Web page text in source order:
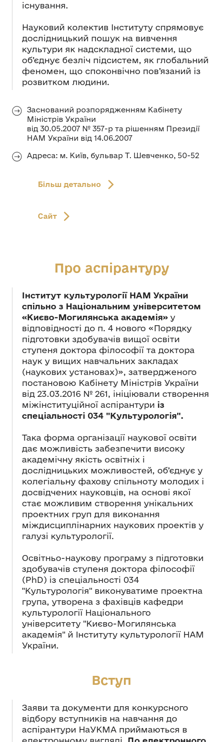
існування.
Науковий колектив Інституту спрямовує
дослідницький пошук на вивчення
культури як надскладної системи, що
об’єднує безліч підсистем, як глобальний
феномен, що споконвічно пов’язаний із
розвитком людини.
Заснований розпорядженням Кабінету
Міністрів України
від 30.05.2007 № 357-р та рішенням Президії
НАМ України від 14.06.2007
Адреса: м. Київ, бульвар Т. Шевченко, 50-52
Більш детально
Сайт
Про аспірантуру
Інститут культурології НАМ України
спільно з Національним університетом
«Києво-Могилянська академія» у
відповідності до п. 4 нового «Порядку
підготовки здобувачів вищої освіти
ступеня доктора філософії та доктора
наук у вищих навчальних закладах
(наукових установах)», затвердженого
постановою Кабінету Міністрів України
від 23.03.2016 № 261, ініціювали створення
міжінституційної аспірантури із
спеціальності 034 "Культурологія".
Така форма організації наукової освіти
дає можливість забезпечити високу
академічну якість освітніх і
дослідницьких можливостей, об’єднує у
колегіальну фахову спільноту молодих і
досвідчених науковців, на основі якої
стає можливим створення унікальних
проектних груп для виконання
міждисциплінарних наукових проектів у
галузі культурології.
Освітньо-наукову програму з підготовки
здобувачів ступеня доктора філософії
(PhD) із спеціальності 034
"Культурологія" виконуватиме проектна
група, утворена з фахівців кафедри
культурології Національного
університету "Києво-Могилянська
академія" й Інституту культурології НАМ
України.
Вступ
Заяви та документи для конкурсного
відбору вступників на навчання до
аспірантури НаУКМА приймаються в